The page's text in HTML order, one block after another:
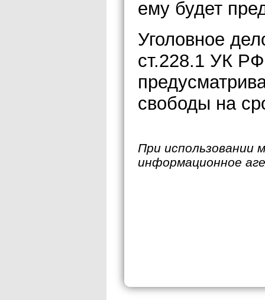
ему будет
Уголовное
ст.228.1 УК
свободы на
При использовании
информационное